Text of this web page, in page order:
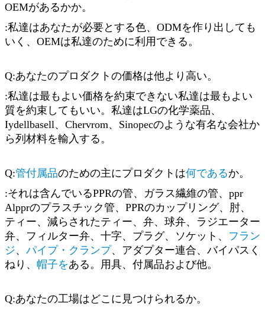
OEMがあるかか。
:私達はあなたが必要とする色、ODMを作り出しても
いく、OEMは私達のために利用できる。
Q:あなたのプロダクトの価格は他より高い。
:私達は最もよい価格を約束できない私達は最もよい
質を約束してもいい。私達はLGの化学薬品、
Iydellbasell、Chervrom、Sinopecのような有名な会社か
ら列材料を輸入する。
Q:管付属品のための主にプロダクトは何であるか。
:それは含んでいるPPRの管、ガラス繊維の管、ppr
Alpprのプラスチック管、PPRのカップリング、肘、
ティー、減らされたティー、弁、球弁、ラジエーター
弁、フィルター弁、十字、プラグ、ソケット、 フラン
ジ、 パイプ・クランプ、 アダプター連合、バイパスく
ねり、 帽子をある。用具、付属品および他。
Q:あなたの工場はどこに見つけられるか。